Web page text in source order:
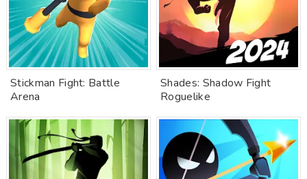
Stickman Fight: Battle
Arena
Shades: Shadow Fight
Roguelike